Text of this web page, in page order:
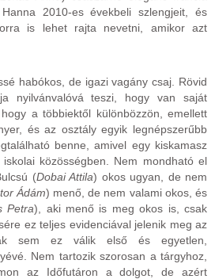
2010-es évekbeli szlengjeit, és
is lehet rajta nevetni, amikor azt
habókos, de igazi vagány csaj. Rövid
nyilvánvalóvá teszi, hogy van saját
a többiektől különbözzön, emellett
és az osztály egyik legnépszerűbb
benne, amivel egy kiskamasz
közösségben. Nem mondható el
(Dobai Attila) okos ugyan, de nem
Ádám) menő, de nem valami okos, és
Petra), aki menő is meg okos is, csak
ez teljes evidenciával jelenik meg az
sem ez válik első és egyetlen,
Nem tartozik szorosan a tárgyhoz,
az Időfutáron a dolgot, de azért